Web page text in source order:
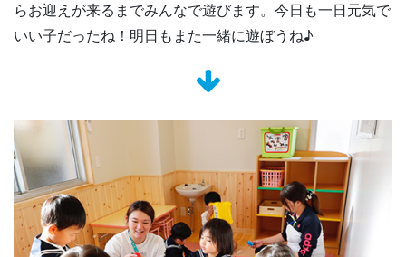
らお迎えが来るまでみんなで遊びます。今日も一日元気で
いい子だったね！明日もまた一緒に遊ぼうね♪